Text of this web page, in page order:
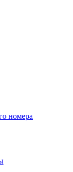
номера